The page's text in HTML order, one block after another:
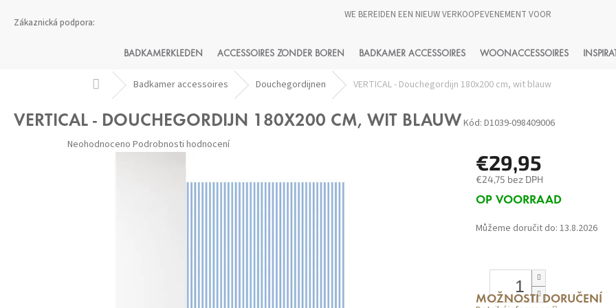
WE BEREIDEN EEN NIEUW VERKOOPEVENEMENT VOOR
BADKAMERKLEDEN ACCESSOIRES ZONDER BOREN BADKAMER ACCESSOIRES WOONACCESSOIRES
Domů Badkamer accessoires Douchegordijnen VERTICAL - Douchegordijn 180x200 cm, wit blauw
VERTICAL - DOUCHEGORDIJN 180X200 CM, WIT BLAUW Kód: D1039-098409006
Průměrné
hodnocení
Neohodnoceno Podrobnosti hodnocení
€29,95
€24,75 bez DPH
Měrná
OP VOORRAAD
Můžeme doručit do: 13.8.2026
MOŽNOSTI DORUČENÍ